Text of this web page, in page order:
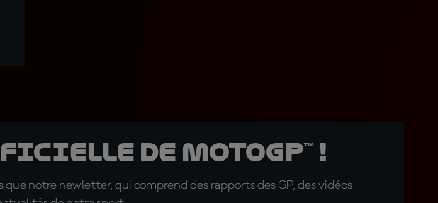
de MotoGP™ !
notre newletter, qui comprend des rapports des GP, des vidéos